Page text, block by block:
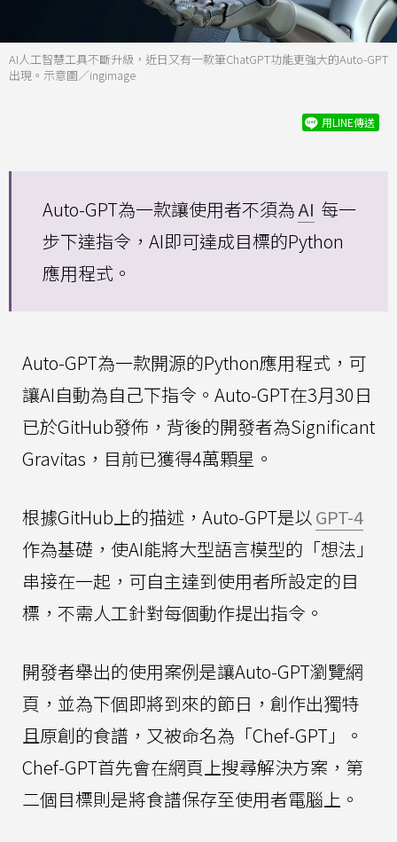
AI人工智慧工具不斷升級，近日又有一款筆ChatGPT功能更強大的Auto-GPT
出現。示意圖／ingimage
用LINE傳送
Auto-GPT為一款讓使用者不須為AI 每一
步下達指令，AI即可達成目標的Python
應用程式。
Auto-GPT為一款開源的Python應用程式，可
讓AI自動為自己下指令。Auto-GPT在3月30日
已於GitHub發佈，背後的開發者為Significant
Gravitas，目前已獲得4萬顆星。
根據GitHub上的描述，Auto-GPT是以 GPT-4
作為基礎，使AI能將大型語言模型的「想法」
串接在一起，可自主達到使用者所設定的目
標，不需人工針對每個動作提出指令。
開發者舉出的使用案例是讓Auto-GPT瀏覽網
頁，並為下個即將到來的節日，創作出獨特
且原創的食譜，又被命名為「Chef-GPT」。
Chef-GPT首先會在網頁上搜尋解決方案，第
二個目標則是將食譜保存至使用者電腦上。